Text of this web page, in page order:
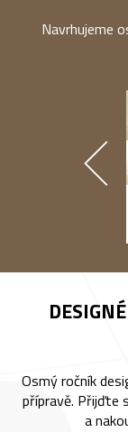
Navrhujeme
Osmý ročník
přípravě. Přijďte
a